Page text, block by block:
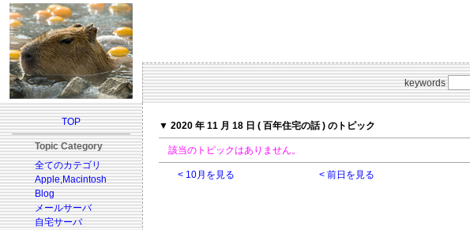
keywords
TOP
Topic Category
全てのカテゴリ
Apple,Macintosh
Blog
メールサーバ
自宅サーバ
▼ 2020 年 11 月 18 日 ( 百年住宅の話 ) のトピック
該当のトピックはありません。
< 10月を見る < 前日を見る